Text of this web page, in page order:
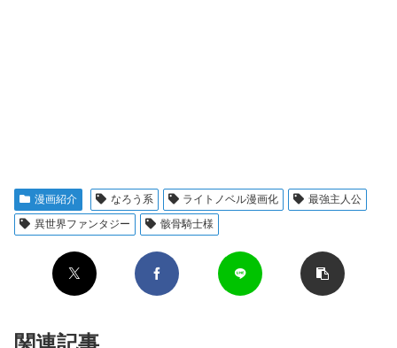
漫画紹介 なろう系 ライトノベル漫画化
最強主人公
異世界ファンタジー
骸骨騎士様